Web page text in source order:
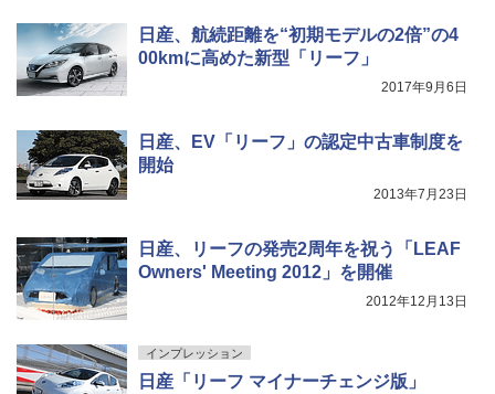
日産、航続距離を“初期モデルの2倍”の4
00kmに高めた新型「リーフ」
2017年9月6日
日産、EV「リーフ」の認定中古車制度を
開始
2013年7月23日
日産、リーフの発売2周年を祝う「LEAF
Owners' Meeting 2012」を開催
2012年12月13日
インプレッション
日産「リーフ マイナーチェンジ版」